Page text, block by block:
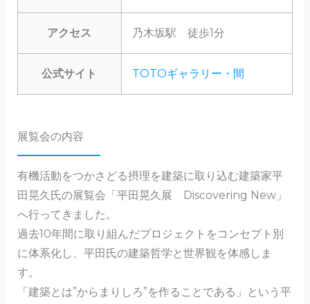
アクセス 乃木坂駅 徒歩1分
公式サイト TOTOギャラリー・間
展覧会の内容
有機活動をつかさどる摂理を建築に取り込む建築家平
田晃久氏の展覧会「平田晃久展 Discovering New」
へ行ってきました。
過去10年間に取り組んだプロジェクトをコンセプト別
に体系化し、平田氏の建築哲学と世界観を体感しま
す。
「建築とは”からまりしろ”を作ることである」という平